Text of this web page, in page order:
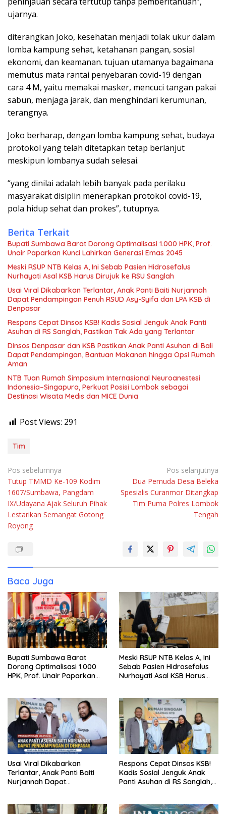
ujarnya.
diterangkan Joko, kesehatan menjadi tolak ukur dalam
lomba kampung sehat, ketahanan pangan, sosial
ekonomi, dan keamanan. tujuan utamanya bagaimana
memutus mata rantai penyebaran covid-19 dengan
cara 4 M, yaitu memakai masker, mencuci tangan pakai
sabun, menjaga jarak, dan menghindari kerumunan,
terangnya.
Joko berharap, dengan lomba kampung sehat, budaya
protokol yang telah ditetapkan tetap berlanjut
meskipun lombanya sudah selesai.
“yang dinilai adalah lebih banyak pada perilaku
masyarakat disiplin menerapkan protokol covid-19,
pola hidup sehat dan prokes”, tutupnya.
Berita Terkait
Bupati Sumbawa Barat Dorong Optimalisasi 1.000 HPK, Prof.
Unair Paparkan Kunci Lahirkan Generasi Emas 2045
Meski RSUP NTB Kelas A, Ini Sebab Pasien Hidrosefalus
Nurhayati Asal KSB Harus Dirujuk ke RSU Sanglah
Usai Viral Dikabarkan Terlantar, Anak Panti Baiti Nurjannah
Dapat Pendampingan Penuh RSUD Asy-Syifa dan LPA KSB di
Denpasar
Respons Cepat Dinsos KSB! Kadis Sosial Jenguk Anak Panti
Asuhan di RS Sanglah, Pastikan Tak Ada yang Terlantar
Dinsos Denpasar dan KSB Pastikan Anak Panti Asuhan di Bali
Dapat Pendampingan, Bantuan Makanan hingga Opsi Rumah
Aman
NTB Tuan Rumah Simposium Internasional Neuroanestesi
Indonesia–Singapura, Perkuat Posisi Lombok sebagai
Destinasi Wisata Medis dan MICE Dunia
Post Views: 291
Tim
Navigasi
pos
Pos sebelumnya
Tutup TMMD Ke-109 Kodim
1607/Sumbawa, Pangdam
IX/Udayana Ajak Seluruh Pihak
Lestarikan Semangat Gotong
Royong
Pos selanjutnya
Dua Pemuda Desa Beleka
Spesialis Curanmor Ditangkap
Tim Puma Polres Lombok
Tengah
Baca Juga
Bupati Sumbawa Barat
Dorong Optimalisasi 1.000
HPK, Prof. Unair Paparkan
Meski RSUP NTB Kelas A, Ini
Sebab Pasien Hidrosefalus
Nurhayati Asal KSB Harus
Usai Viral Dikabarkan
Terlantar, Anak Panti Baiti
Nurjannah Dapat
Denpasar
Respons Cepat Dinsos KSB!
Kadis Sosial Jenguk Anak
Panti Asuhan di RS Sanglah,